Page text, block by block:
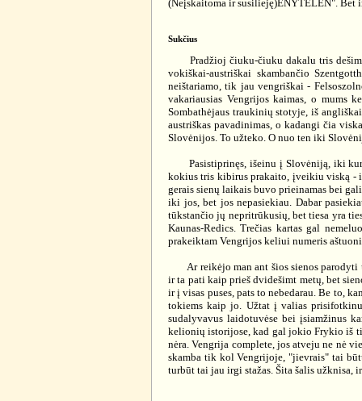
(Neįskaitoma ir susilieję)ENYTELEN". Bet
Sukčius
Pradžioj čiuku-čiuku dakalu tris
vokiškai-austriškai skambančio
neištariamo, tik jau vengriškai -
vakariausias Vengrijos kaimas, o mums
Sombathėjaus traukinių stotyje, iš
austriškas pavadinimas, o kadangi čia
Slovėnijos. To užteko. O nuo ten iki
Pasistiprinęs, išeinu į Slovėniją, iki
kokius tris kibirus prakaito, įveikiu viską -
gerais sienų laikais buvo prieinamas bei
iki jos, bet jos nepasiekiau. Dabar
tūkstančio jų nepritrūkusių, bet tiesa yra
Kaunas-Redics. Trečias kartas gal
prakeiktam Vengrijos keliui numeris
Ar reikėjo man ant šios sienos parodyti
ir ta pati kaip prieš dvidešimt metų, bet
ir į visas puses, pats to nebedarau. Be to,
tokiems kaip jo. Užtat į valias
sudalyvavus laidotuvėse bei įsiamžinus
kelionių istorijose, kad gal jokio Frykio iš
nėra. Vengrija complete, jos atveju ne nė
skamba tik kol Vengrijoje, "jievrais" tai
turbūt tai jau irgi stažas. Šita šalis užknisa,